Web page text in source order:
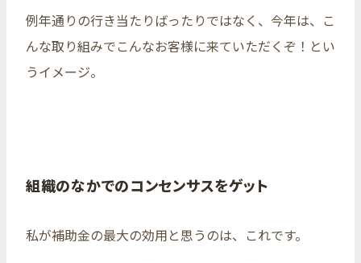
例年通りの行き当たりばったりではなく、今年は、こ
んな取り組みでこんなお客様に来ていただくぞ！とい
うイメージ。
組織のなかでのコンセンサスをゲット
私が補助金の最大の効用と思うのは、これです。